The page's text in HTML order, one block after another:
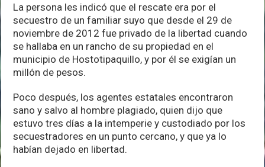
La persona les indicó que el rescate era por el
secuestro de un familiar suyo que desde el 29 de
noviembre de 2012 fue privado de la libertad cuando
se hallaba en un rancho de su propiedad en el
municipio de Hostotipaquillo, y por él se exigían un
millón de pesos.
Poco después, los agentes estatales encontraron
sano y salvo al hombre plagiado, quien dijo que
estuvo tres días a la intemperie y custodiado por los
secuestradores en un punto cercano, y que ya lo
habían dejado en libertad.